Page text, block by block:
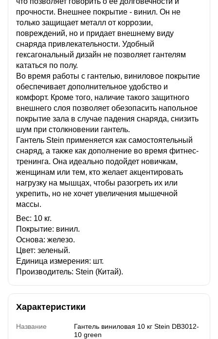
прочности. Внешнее покрытие - винил. Он не
только защищает металл от коррозии,
повреждений, но и придает внешнему виду
снаряда привлекательности. Удобный
гексагональный дизайн не позволяет гантелям
кататься по полу.
Во время работы с гантелью, виниловое покрытие
обеспечивает дополнительное удобство и
комфорт. Кроме того, наличие такого защитного
внешнего слоя позволяет обезопасить напольное
покрытие зала в случае падения снаряда, снизить
шум при столкновении гантель.
Гантель Stein применяется как самостоятельный
снаряд, а также как дополнение во время фитнес-
тренинга. Она идеально подойдет новичкам,
женщинам или тем, кто желает акцентировать
нагрузку на мышцах, чтобы разогреть их или
укрепить, но не хочет увеличения мышечной
массы.
Вес: 10 кг.
Покрытие: винил.
Основа: железо.
Цвет: зеленый.
Единица измерения: шт.
Производитель: Stein (Китай).
Характеристики
Название
Гантель виниловая 10 кг Stein DB3012-
10 green